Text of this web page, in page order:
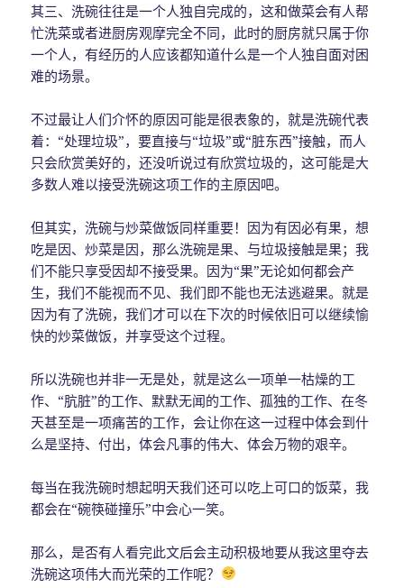
其三、洗碗往往是一个人独自完成的，这和做菜会有人帮
忙洗菜或者进厨房观摩完全不同，此时的厨房就只属于你
一个人，有经历的人应该都知道什么是一个人独自面对困
难的场景。
不过最让人们介怀的原因可能是很表象的，就是洗碗代表
着：“处理垃圾”，要直接与“垃圾”或“脏东西”接触，而人
只会欣赏美好的，还没听说过有欣赏垃圾的，这可能是大
多数人难以接受洗碗这项工作的主原因吧。
但其实，洗碗与炒菜做饭同样重要！因为有因必有果，想
吃是因、炒菜是因，那么洗碗是果、与垃圾接触是果；我
们不能只享受因却不接受果。因为“果”无论如何都会产
生，我们不能视而不见、我们即不能也无法逃避果。就是
因为有了洗碗，我们才可以在下次的时候依旧可以继续愉
快的炒菜做饭，并享受这个过程。
所以洗碗也并非一无是处，就是这么一项单一枯燥的工
作、“肮脏”的工作、默默无闻的工作、孤独的工作、在冬
天甚至是一项痛苦的工作，会让你在这一过程中体会到什
么是坚持、付出，体会凡事的伟大、体会万物的艰辛。
每当在我洗碗时想起明天我们还可以吃上可口的饭菜，我
都会在“碗筷碰撞乐”中会心一笑。
那么，是否有人看完此文后会主动积极地要从我这里夺去
洗碗这项伟大而光荣的工作呢？